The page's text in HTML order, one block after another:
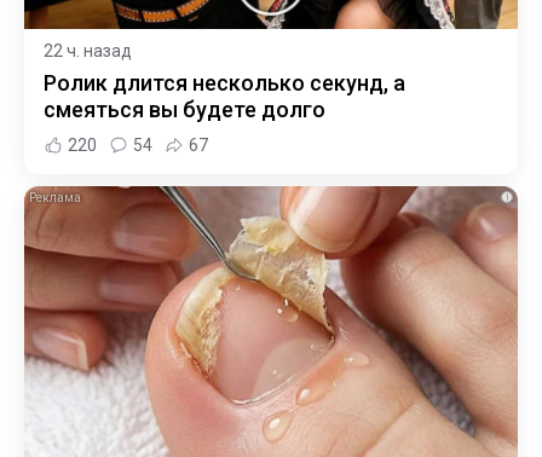
22 ч. назад
Ролик длится несколько секунд, а
смеяться вы будете долго
220 54 67
i